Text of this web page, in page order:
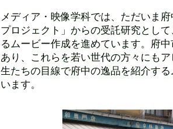
メディア・映像学科では、ただいま
プロジェクト」からの受託研究とし
るムービー作成を進めています。府
あり、これらを若い世代の方々にも
生たちの目線で府中の逸品を紹介す
います。